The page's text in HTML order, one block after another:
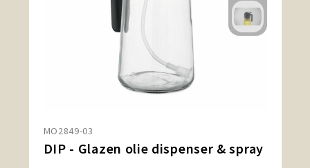
MO2849-03
DIP - Glazen olie dispenser & spray